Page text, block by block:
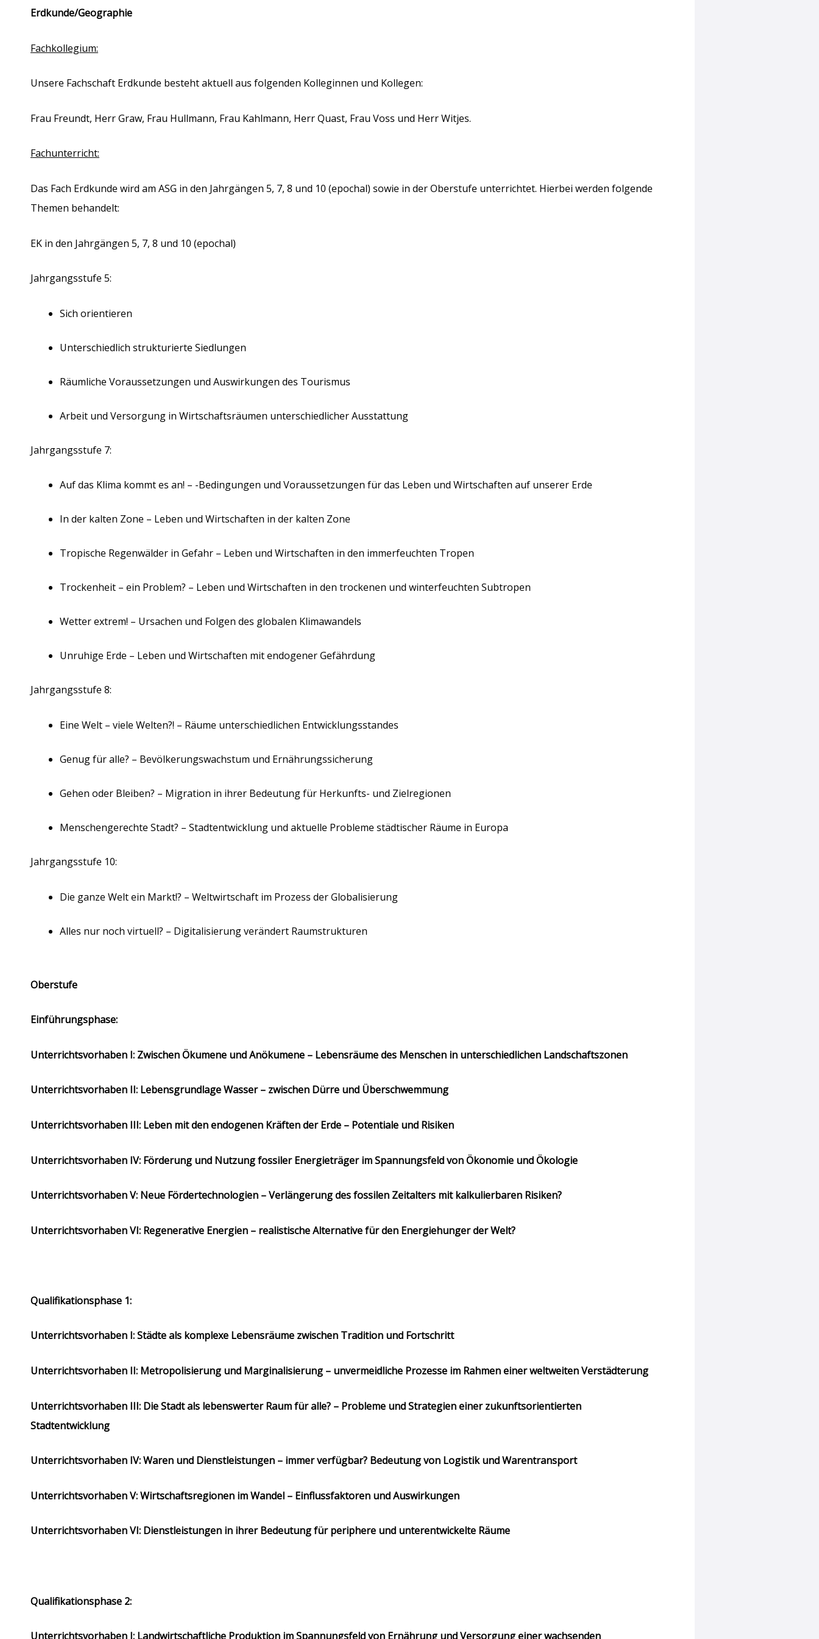
Erdkunde/Geographie
Fachkollegium:
Unsere Fachschaft Erdkunde besteht aktuell aus folgenden Kolleginnen und Kollegen:
Frau Freundt, Herr Graw, Frau Hullmann, Frau Kahlmann, Herr Quast, Frau Voss und Herr Witjes.
Fachunterricht:
Das Fach Erdkunde wird am ASG in den Jahrgängen 5, 7, 8 und 10 (epochal) sowie in der Oberstufe unterrichtet. Hierbei werden folgende
Themen behandelt:
EK in den Jahrgängen 5, 7, 8 und 10 (epochal)
Jahrgangsstufe 5:
Sich orientieren
Unterschiedlich strukturierte Siedlungen
Räumliche Voraussetzungen und Auswirkungen des Tourismus
Arbeit und Versorgung in Wirtschaftsräumen unterschiedlicher Ausstattung
Jahrgangsstufe 7:
Auf das Klima kommt es an! – -Bedingungen und Voraussetzungen für das Leben und Wirtschaften auf unserer Erde
In der kalten Zone – Leben und Wirtschaften in der kalten Zone
Tropische Regenwälder in Gefahr – Leben und Wirtschaften in den immerfeuchten Tropen
Trockenheit – ein Problem? – Leben und Wirtschaften in den trockenen und winterfeuchten Subtropen
Wetter extrem! – Ursachen und Folgen des globalen Klimawandels
Unruhige Erde – Leben und Wirtschaften mit endogener Gefährdung
Jahrgangsstufe 8:
Eine Welt – viele Welten?! – Räume unterschiedlichen Entwicklungsstandes
Genug für alle? – Bevölkerungswachstum und Ernährungssicherung
Gehen oder Bleiben? – Migration in ihrer Bedeutung für Herkunfts- und Zielregionen
Menschengerechte Stadt? – Stadtentwicklung und aktuelle Probleme städtischer Räume in Europa
Jahrgangsstufe 10:
Die ganze Welt ein Markt!? – Weltwirtschaft im Prozess der Globalisierung
Alles nur noch virtuell? – Digitalisierung verändert Raumstrukturen
Oberstufe
Einführungsphase:
Unterrichtsvorhaben I: Zwischen Ökumene und Anökumene – Lebensräume des Menschen in unterschiedlichen Landschaftszonen
Unterrichtsvorhaben II: Lebensgrundlage Wasser – zwischen Dürre und Überschwemmung
Unterrichtsvorhaben III: Leben mit den endogenen Kräften der Erde – Potentiale und Risiken
Unterrichtsvorhaben IV: Förderung und Nutzung fossiler Energieträger im Spannungsfeld von Ökonomie und Ökologie
Unterrichtsvorhaben V: Neue Fördertechnologien – Verlängerung des fossilen Zeitalters mit kalkulierbaren Risiken?
Unterrichtsvorhaben VI: Regenerative Energien – realistische Alternative für den Energiehunger der Welt?
Qualifikationsphase 1:
Unterrichtsvorhaben I: Städte als komplexe Lebensräume zwischen Tradition und Fortschritt
Unterrichtsvorhaben II: Metropolisierung und Marginalisierung – unvermeidliche Prozesse im Rahmen einer weltweiten Verstädterung
Unterrichtsvorhaben III: Die Stadt als lebenswerter Raum für alle? – Probleme und Strategien einer zukunftsorientierten
Stadtentwicklung
Unterrichtsvorhaben IV: Waren und Dienstleistungen – immer verfügbar? Bedeutung von Logistik und Warentransport
Unterrichtsvorhaben V: Wirtschaftsregionen im Wandel – Einflussfaktoren und Auswirkungen
Unterrichtsvorhaben VI: Dienstleistungen in ihrer Bedeutung für periphere und unterentwickelte Räume
Qualifikationsphase 2:
Unterrichtsvorhaben I: Landwirtschaftliche Produktion im Spannungsfeld von Ernährung und Versorgung einer wachsenden